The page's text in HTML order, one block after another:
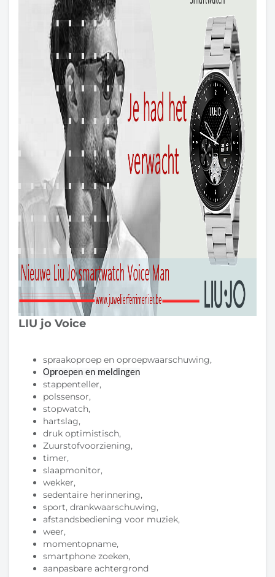
LIU jo Voice
spraakoproep en oproepwaarschuwing,
Oproepen en meldingen
stappenteller,
polssensor,
stopwatch,
hartslag,
druk optimistisch,
Zuurstofvoorziening,
timer,
slaapmonitor,
wekker,
sedentaire herinnering,
sport, drankwaarschuwing,
afstandsbediening voor muziek,
weer,
momentopname,
smartphone zoeken,
aanpasbare achtergrond